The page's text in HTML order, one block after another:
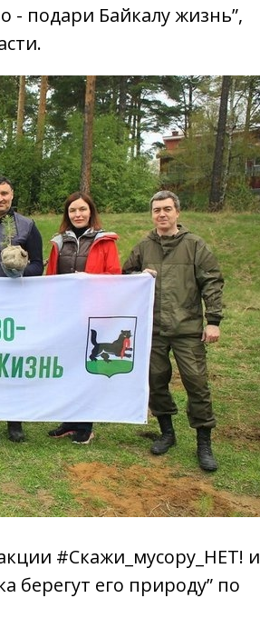
- подари Байкалу жизнь”,
#Скажи_мусору_НЕТ! и
берегут его природу” по